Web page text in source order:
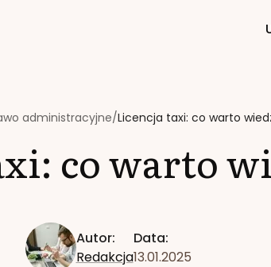
administracyjne/Licencja taxi: co warto
co warto
Autor:
Redakcja
Data:
13.01.2025